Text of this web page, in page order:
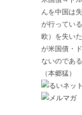
んを中国は
が行ってい
欧）を失い
が米国債・
ないのである
（本郷猛）